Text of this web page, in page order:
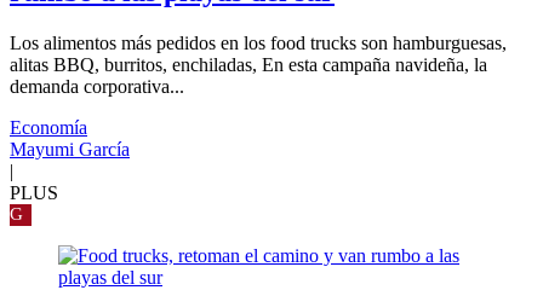
Los alimentos más pedidos en los food trucks son hamburguesas,
alitas BBQ, burritos, enchiladas, En esta campaña navideña, la
demanda corporativa...
Economía
Mayumi García
|
PLUS
G